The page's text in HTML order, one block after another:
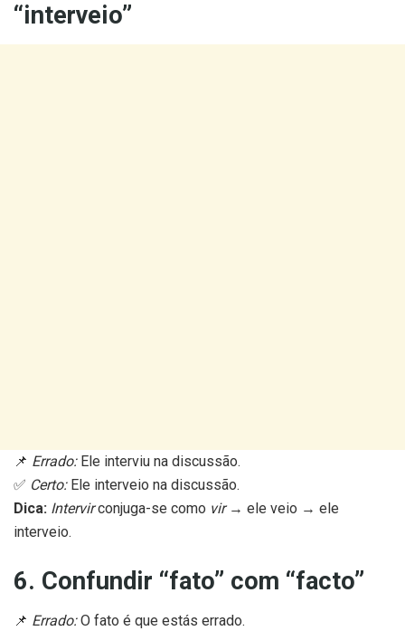
“interveio”
📌 Errado:Ele interviu na discussão.
✅ Certo:Ele interveio na discussão.
Dica: Intervirconjuga-se como vir→ ele veio → ele
interveio.
6. Confundir “fato” com “facto”
📌 Errado:O fato é que estás errado.